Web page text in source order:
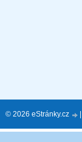
© 2026 eStránky.cz